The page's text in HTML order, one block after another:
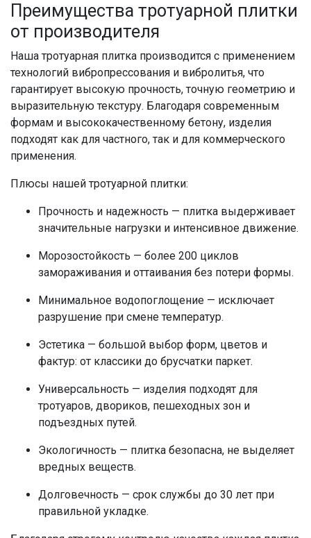
Преимущества тротуарной плитки
от производителя
Наша тротуарная плитка производится с применением
технологий вибропрессования и вибролитья, что
гарантирует высокую прочность, точную геометрию и
выразительную текстуру. Благодаря современным
формам и высококачественному бетону, изделия
подходят как для частного, так и для коммерческого
применения.
Плюсы нашей тротуарной плитки:
Прочность и надежность — плитка выдерживает
значительные нагрузки и интенсивное движение.
Морозостойкость — более 200 циклов
замораживания и оттаивания без потери формы.
Минимальное водопоглощение — исключает
разрушение при смене температур.
Эстетика — большой выбор форм, цветов и
фактур: от классики до брусчатки паркет.
Универсальность — изделия подходят для
тротуаров, двориков, пешеходных зон и
подъездных путей.
Экологичность — плитка безопасна, не выделяет
вредных веществ.
Долговечность — срок службы до 30 лет при
правильной укладке.